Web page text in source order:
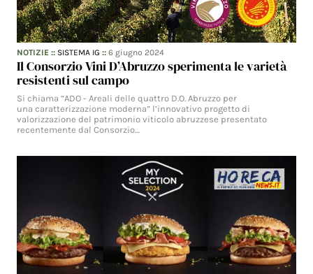
NOTIZIE :: SISTEMA IG ::6 giugno 2024
Il Consorzio Vini D’Abruzzo sperimenta le varietà
resistenti sul campo
Si chiama “ADO - Areali delle quattro D.O. Abruzzo per
una caratterizzazione moderna” l’innovativo progetto di
valorizzazione del patrimonio viticolo abruzzese presentato
recentemente dal Consorzio…